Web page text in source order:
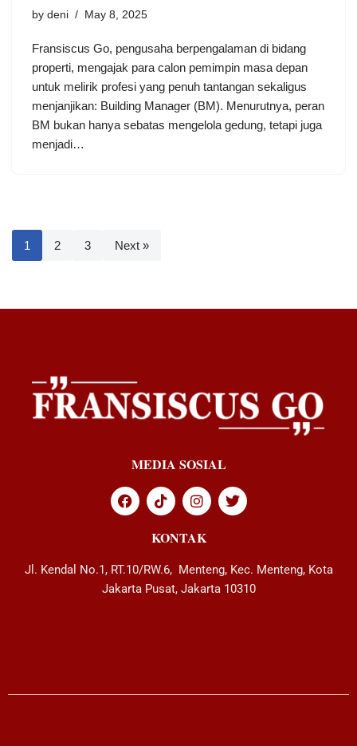
by deni May 8, 2025
Fransiscus Go, pengusaha berpengalaman di bidang
properti, mengajak para calon pemimpin masa depan
untuk melirik profesi yang penuh tantangan sekaligus
menjanjikan: Building Manager (BM). Menurutnya, peran
BM bukan hanya sebatas mengelola gedung, tetapi juga
menjadi…
1 2 3 Next »
MEDIA SOSIAL
KONTAK
Jl. Kendal No.1, RT.10/RW.6, Menteng, Kec. Menteng, Kota
Jakarta Pusat, Jakarta 10310